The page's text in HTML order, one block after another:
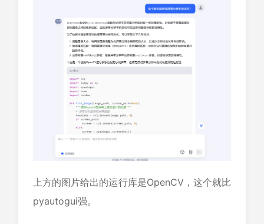
上方的图片给出的运行库是OpenCV，这个就比
pyautogui强。